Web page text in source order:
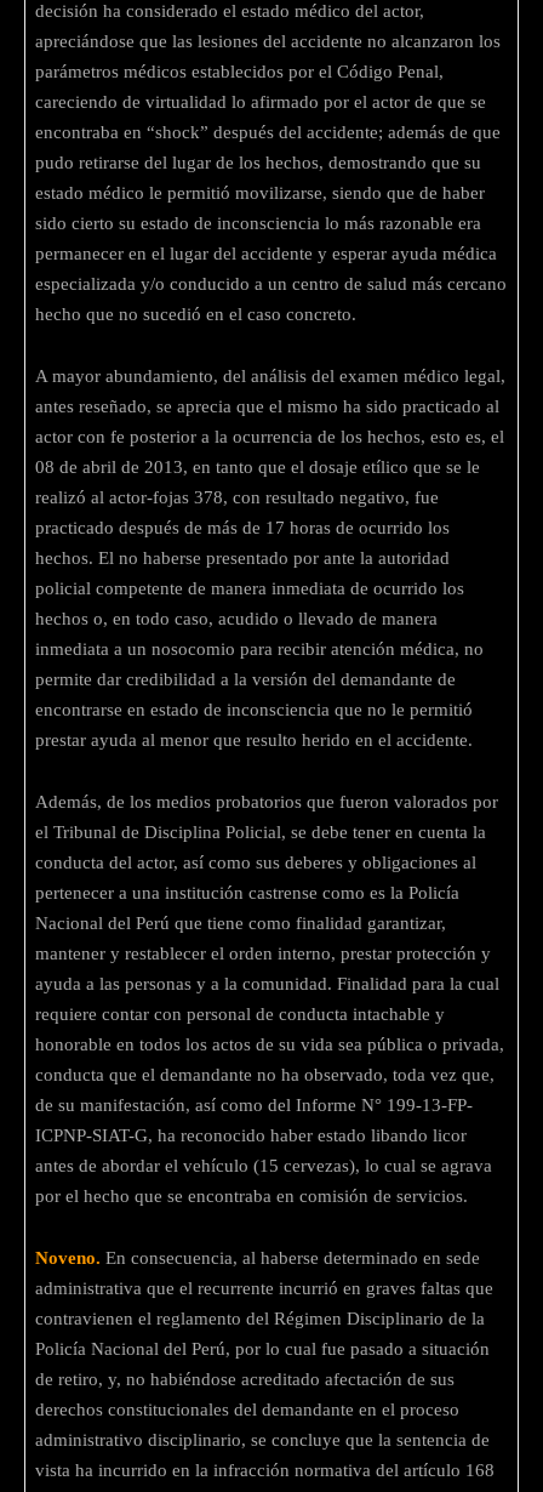
decisión ha considerado el estado médico del actor,
apreciándose que las lesiones del accidente no alcanzaron los
parámetros médicos establecidos por el Código Penal,
careciendo de virtualidad lo afirmado por el actor de que se
encontraba en “shock” después del accidente; además de que
pudo retirarse del lugar de los hechos, demostrando que su
estado médico le permitió movilizarse, siendo que de haber
sido cierto su estado de inconsciencia lo más razonable era
permanecer en el lugar del accidente y esperar ayuda médica
especializada y/o conducido a un centro de salud más cercano
hecho que no sucedió en el caso concreto.
A mayor abundamiento, del análisis del examen médico legal,
antes reseñado, se aprecia que el mismo ha sido practicado al
actor con fe posterior a la ocurrencia de los hechos, esto es, el
08 de abril de 2013, en tanto que el dosaje etílico que se le
realizó al actor-fojas 378, con resultado negativo, fue
practicado después de más de 17 horas de ocurrido los
hechos. El no haberse presentado por ante la autoridad
policial competente de manera inmediata de ocurrido los
hechos o, en todo caso, acudido o llevado de manera
inmediata a un nosocomio para recibir atención médica, no
permite dar credibilidad a la versión del demandante de
encontrarse en estado de inconsciencia que no le permitió
prestar ayuda al menor que resulto herido en el accidente.
Además, de los medios probatorios que fueron valorados por
el Tribunal de Disciplina Policial, se debe tener en cuenta la
conducta del actor, así como sus deberes y obligaciones al
pertenecer a una institución castrense como es la Policía
Nacional del Perú que tiene como finalidad garantizar,
mantener y restablecer el orden interno, prestar protección y
ayuda a las personas y a la comunidad. Finalidad para la cual
requiere contar con personal de conducta intachable y
honorable en todos los actos de su vida sea pública o privada,
conducta que el demandante no ha observado, toda vez que,
de su manifestación, así como del Informe N° 199-13-FP-
ICPNP-SIAT-G, ha reconocido haber estado libando licor
antes de abordar el vehículo (15 cervezas), lo cual se agrava
por el hecho que se encontraba en comisión de servicios.
Noveno. En consecuencia, al haberse determinado en sede
administrativa que el recurrente incurrió en graves faltas que
contravienen el reglamento del Régimen Disciplinario de la
Policía Nacional del Perú, por lo cual fue pasado a situación
de retiro, y, no habiéndose acreditado afectación de sus
derechos constitucionales del demandante en el proceso
administrativo disciplinario, se concluye que la sentencia de
vista ha incurrido en la infracción normativa del artículo 168